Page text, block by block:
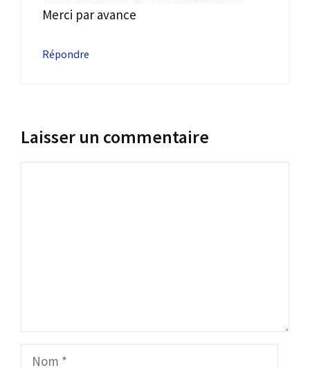
Merci par avance
Répondre
Laisser un commentaire